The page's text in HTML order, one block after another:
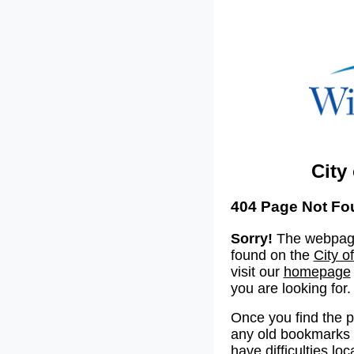
City
404 Page Not
Sorry! The
found on the City
visit our homepage
you are looking for.
Once you find the
any old
have difficulties